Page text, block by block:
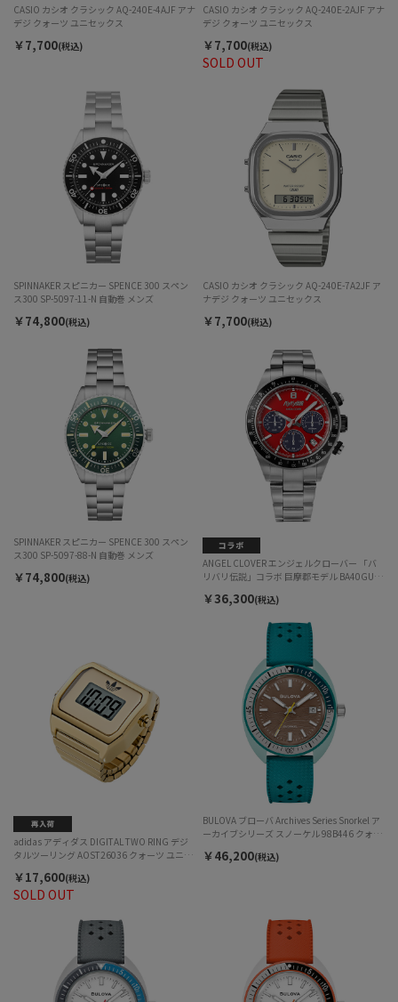
CASIO カシオ クラシック AQ-240E-4AJF アナ
デジ クォーツ ユニセックス
￥7,700(税込)
SOLD OUT
CASIO カシオ クラシック AQ-240E-2AJF アナ
デジ クォーツ ユニセックス
￥7,700(税込)
SPINNAKER スピニカー SPENCE 300 スペン
ス300 SP-5097-11-N 自動巻 メンズ
￥74,800(税込)
CASIO カシオ クラシック AQ-240E-7A2JF ア
ナデジ クォーツ ユニセックス
￥7,700(税込)
SPINNAKER スピニカー SPENCE 300 スペン
ス300 SP-5097-88-N 自動巻 メンズ
￥74,800(税込)
ANGEL CLOVER エンジェルクローバー 「バ
リバリ伝説」コラボ 巨摩郡モデル BA40GUN
￥36,300(税込)
SOLD OUT
adidas アディダス DIGITAL TWO RING デジ
タルツーリング AOST26036 クォーツ ユニセ
￥17,600(税込)
BULOVA ブローバ Archives Series Snorkel ア
ーカイブシリーズ スノーケル 98B446 クォー
￥46,200(税込)